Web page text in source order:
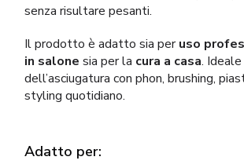
senza risultare pesanti.
Il prodotto è adatto sia peruso
in salone sia per la cura a casa.
dell’asciugatura con phon, brushing,
styling quotidiano.
Adatto per: